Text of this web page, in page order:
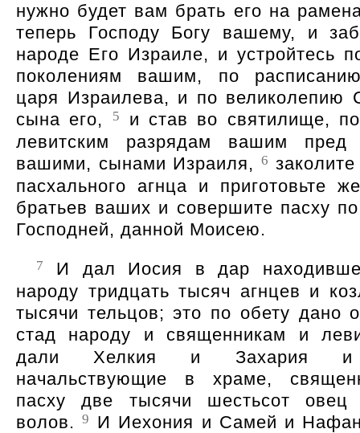
нужно будет вам брать его на
теперь Господу Богу вашему, и
народе Его Израиле, и устройтесь
поколениям вашим, по
царя Израилева, и по великолепию
сына его,
5
и став во святилище,
левитским разрядам вашим пред
вашими, сынами Израиля, 6
пасхального агнца и приготовьте
братьев ваших и совершите пасху
Господней, данной Моисею.
7
И дал Иосия в дар
народу тридцать тысяч агнцев и
тысячи тельцов; это по обету дано
стад народу и священникам и
дали Хелкия и Захария и
начальствующие в храме,
пасху две тысячи шестьсот овец
волов.9
И Иехония и Самей и